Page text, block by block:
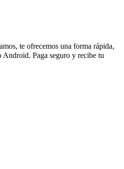
te ofrecemos una forma rápida,
Android. Paga seguro y recibe tu